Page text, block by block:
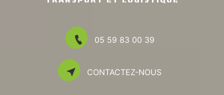
TITRES PRO
05 59 83 00 39
CONTACTEZ-NOUS